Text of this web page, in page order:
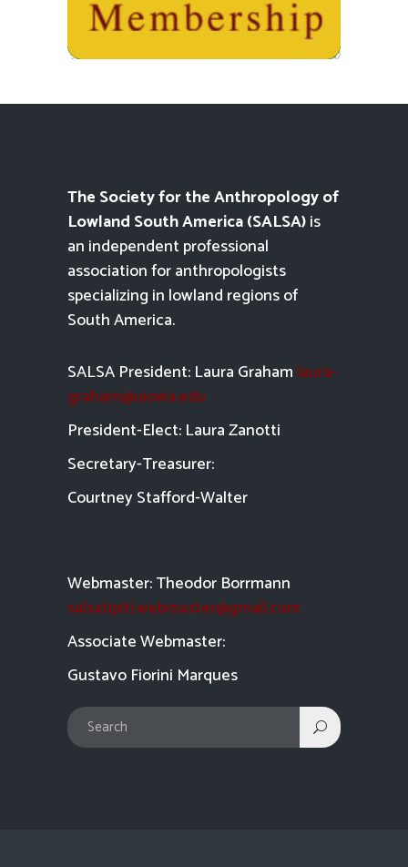
The Society for the Anthropology of
Lowland South America (SALSA)is
an independent professional
association for anthropologists
specializing in lowland regions of
South America.
SALSA President: Laura Graham laura-
graham@uiowa.edu
President-Elect: Laura Zanotti
Secretary-Treasurer:
Courtney Stafford-Walter
Webmaster: Theodor Borrmann
salsatipiti.webmaster@gmail.com
Associate Webmaster:
Gustavo Fiorini Marques